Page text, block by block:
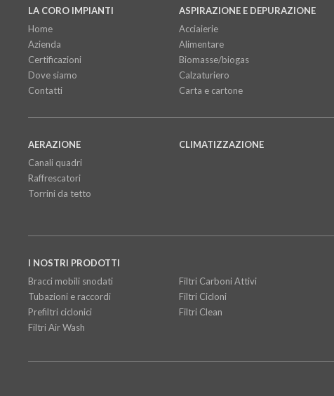
LA CORO IMPIANTI
Home
Azienda
Certificazioni
Dove siamo
Contatti
ASPIRAZIONE E DEPURAZIONE
Acciaierie
Alimentare
Biomasse/biogas
Calzaturiero
Carta e cartone
AERAZIONE
Canali quadri
Raffrescatori
Torrini da tetto
CLIMATIZZAZIONE
I NOSTRI PRODOTTI
Bracci mobili snodati
Tubazioni e raccordi
Prefiltri ciclonici
Filtri Air Wash
Filtri Carboni Attivi
Filtri Cicloni
Filtri Clean